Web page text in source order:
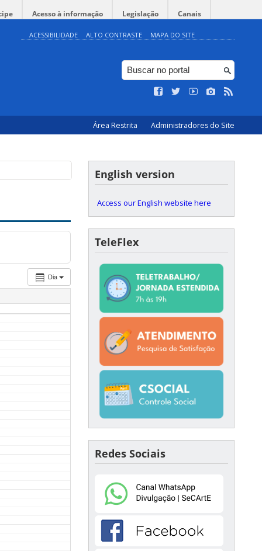
Acesso à informação Legislação Canais
ACESSIBILIDADE ALTO CONTRASTE MAPA DO SITE
Área Restrita Administradores do Site
Dia
English version
Access our English website here
TeleFlex
Redes Sociais